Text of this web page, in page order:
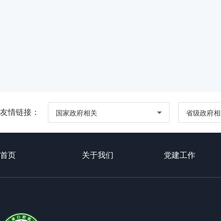
友情链接： 国家政府相关 省级政府
首页 关于我们 党建工作